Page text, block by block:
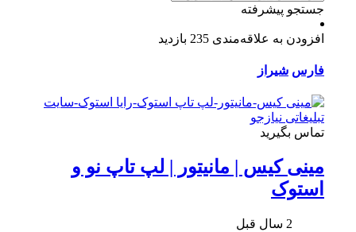
جستجو پیشرفته
افزودن به علاقه‌مندی 235 بازدید
فارس شیراز
تماس بگیرید
مینی کیس | مانیتور | لپ تاپ نو و
استوک
2 سال قبل